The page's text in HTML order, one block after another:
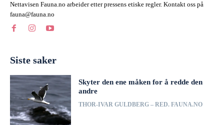
Nettavisen Fauna.no arbeider etter pressens etiske regler. Kontakt oss på
fauna@fauna.no
Siste saker
Skyter den ene måken for å redde den
andre
THOR-IVAR GULDBERG – RED. FAUNA.NO